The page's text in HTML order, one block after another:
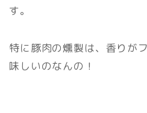
す。
特に豚肉の燻製は、香りが
味しいのなんの！